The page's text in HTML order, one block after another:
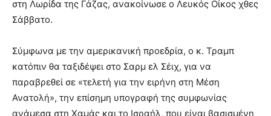
στη Λωρίδα της Γάζας, ανακοίνωσε ο Λευκός Οίκος χθες
Σάββατο.
Σύμφωνα με την αμερικανική προεδρία, ο κ. Τραμπ
κατόπιν θα ταξιδέψει στο Σαρμ ελ Σέιχ, για να
παραβρεθεί σε «τελετή για την ειρήνη στη Μέση
Ανατολή», την επίσημη υπογραφή της συμφωνίας
ανάμεσα στη Χαμάς και το Ισραήλ, που είναι βασισμένη